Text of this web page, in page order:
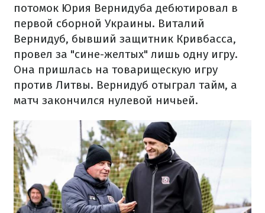
потомок Юрия Вернидуба дебютировал в
первой сборной Украины. Виталий
Вернидуб, бывший защитник Кривбасса,
провел за "сине-желтых" лишь одну игру.
Она пришлась на товарищескую игру
против Литвы. Вернидуб отыграл тайм, а
матч закончился нулевой ничьей.